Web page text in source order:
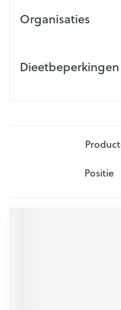
Organisaties
Dieetbeperkingen
Sorteer